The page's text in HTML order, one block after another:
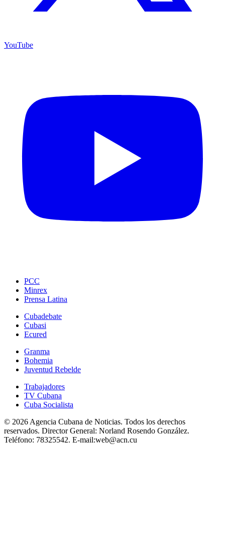
YouTube
PCC
Minrex
Prensa Latina
Cubadebate
Cubasi
Ecured
Granma
Bohemia
Juventud Rebelde
Trabajadores
TV Cubana
Cuba Socialista
© 2026 Agencia Cubana de Noticias. Todos los derechos
reservados. Director General: Norland Rosendo González.
Teléfono: 78325542. E-mail:web@acn.cu